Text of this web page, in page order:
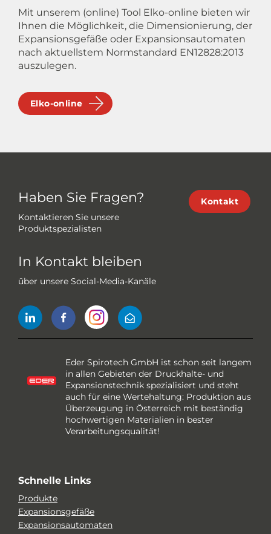
Mit unserem (online) Tool Elko-online bieten wir
Ihnen die Möglichkeit, die Dimensionierung, der
Expansionsgefäße oder Expansionsautomaten
nach aktuellstem Normstandard EN12828:2013
auszulegen.
Elko-online
Haben Sie Fragen?
Kontaktieren Sie unsere
Produktspezialisten
Kontakt
In Kontakt bleiben
über unsere Social-Media-Kanäle
Eder Spirotech GmbH ist schon seit langem
in allen Gebieten der Druckhalte- und
Expansionstechnik spezialisiert und steht
auch für eine Wertehaltung: Produktion aus
Überzeugung in Österreich mit beständig
hochwertigen Materialien in bester
Verarbeitungsqualität!
Schnelle Links
Produkte
Expansionsgefäße
Expansionsautomaten